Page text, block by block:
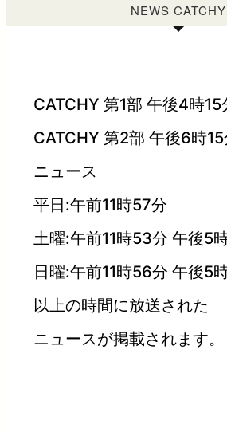
NEWS CATCHY
CATCHY 第1部 午後4時15
CATCHY 第2部 午後6時15
ニュース
平日:午前11時57分
土曜:午前11時53分 午後5
日曜:午前11時56分 午後5
以上の時間に放送された
ニュースが掲載されます。